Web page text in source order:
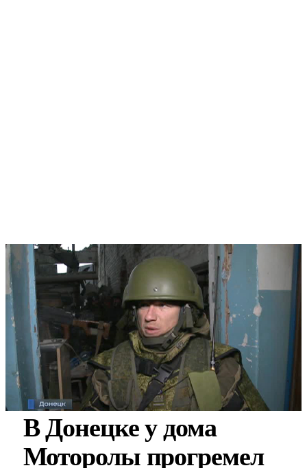
В Донецке у дома
Моторолы прогремел